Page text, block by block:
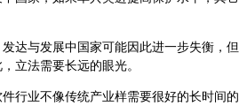
与发展中国家可能因此进一步失衡，
立法需要长远的眼光。
业不像传统产业样需要很好的长时间